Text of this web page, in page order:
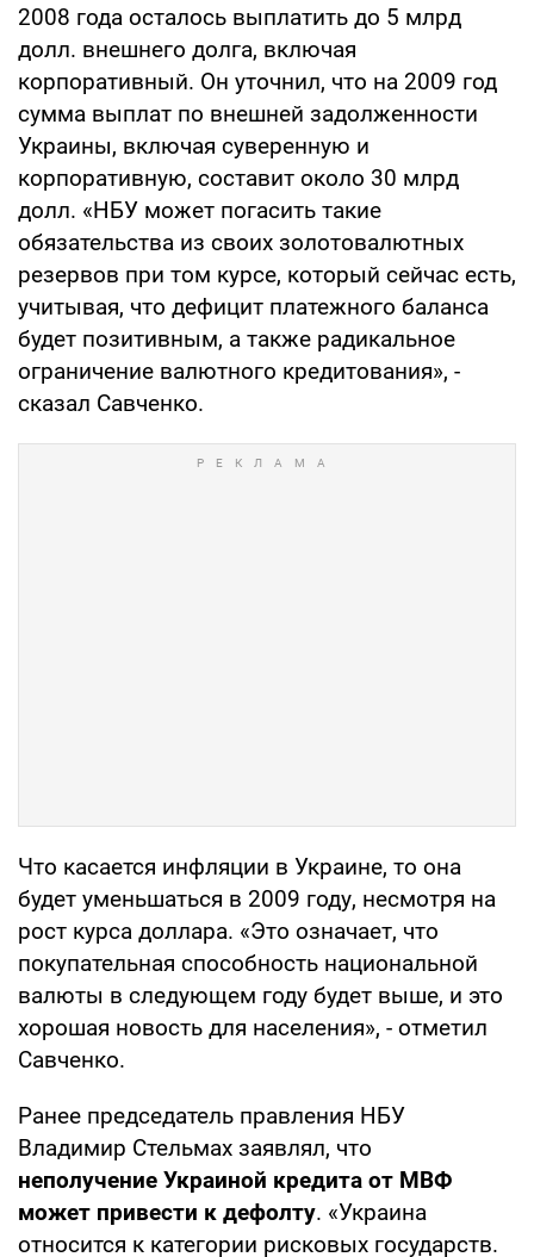
2008 года осталось выплатить до 5 млрд
долл. внешнего долга, включая
корпоративный. Он уточнил, что на 2009 год
сумма выплат по внешней задолженности
Украины, включая суверенную и
корпоративную, составит около 30 млрд
долл. «НБУ может погасить такие
обязательства из своих золотовалютных
резервов при том курсе, который сейчас есть,
учитывая, что дефицит платежного баланса
будет позитивным, а также радикальное
ограничение валютного кредитования», -
сказал Савченко.
Что касается инфляции в Украине, то она
будет уменьшаться в 2009 году, несмотря на
рост курса доллара. «Это означает, что
покупательная способность национальной
валюты в следующем году будет выше, и это
хорошая новость для населения», - отметил
Савченко.
Ранее председатель правления НБУ
Владимир Стельмах заявлял, что
неполучение Украиной кредита от МВФ
может привести к дефолту. «Украина
относится к категории рисковых государств.